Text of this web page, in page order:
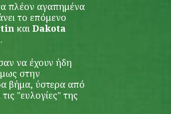
πλέον αγαπημένα
το επόμενο
και Dakota
να έχουν ήδη
στην
βήμα, ύστερα από
"ευλογίες" της